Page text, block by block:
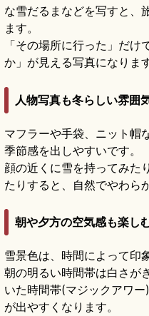
な雪だるまなどを写すと、
ます。
「その場所に行った」だ
か」が見える写真になります
人物写真も冬らしい雰囲
マフラーや手袋、ニット帽
季節感を出しやすいです。
顔の近くに雪を持ってみた
たりすると、自然でやわら
朝や夕方の空気感も楽し
雪景色は、時間によって印
朝の明るい時間帯は白さが
いた時間帯(マジックアワ
が出やすくなります。